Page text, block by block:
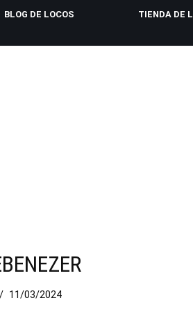
BLOG DE LOCOS
TIENDA DE
11/03/2024